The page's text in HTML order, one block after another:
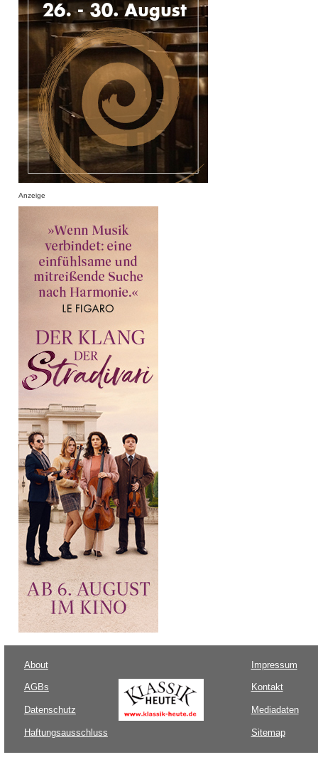
Anzeige
About
AGBs
Datenschutz
Haftungsausschluss
Impressum
Kontakt
Mediadaten
Sitemap